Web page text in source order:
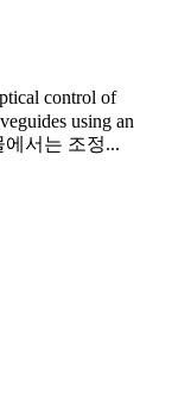
control of
using an
에서는 조정...